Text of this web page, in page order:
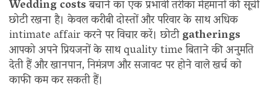
Wedding costsबचाने का एक प्रभावी तरीका मेहमानों की सूची
छोटी रखना है। केवल करीबी दोस्तों और परिवार के साथ अधिक
intimate affair करने पर विचार करें। छोटीgatherings
आपको अपने प्रियजनों के साथ quality time बिताने की अनुमति
देती हैं और खानपान, निमंत्रण और सजावट पर होने वाले खर्च को
काफी कम कर सकती हैं।